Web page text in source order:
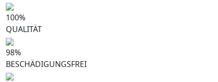
100%
QUALITÄT
98%
BESCHÄDIGUNGSFREI